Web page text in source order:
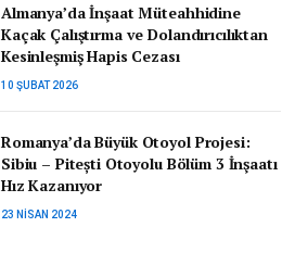
Almanya’da İnşaat Müteahhidine
Kaçak Çalıştırma ve Dolandırıcılıktan
Kesinleşmiş Hapis Cezası
10 ŞUBAT 2026
Romanya’da Büyük Otoyol Projesi:
Sibiu – Pitești Otoyolu Bölüm 3 İnşaatı
Hız Kazanıyor
23 NISAN 2024